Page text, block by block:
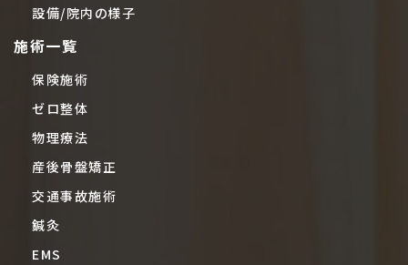
設備/院内の様子
施術一覧
保険施術
ゼロ整体
物理療法
産後骨盤矯正
交通事故施術
鍼灸
EMS